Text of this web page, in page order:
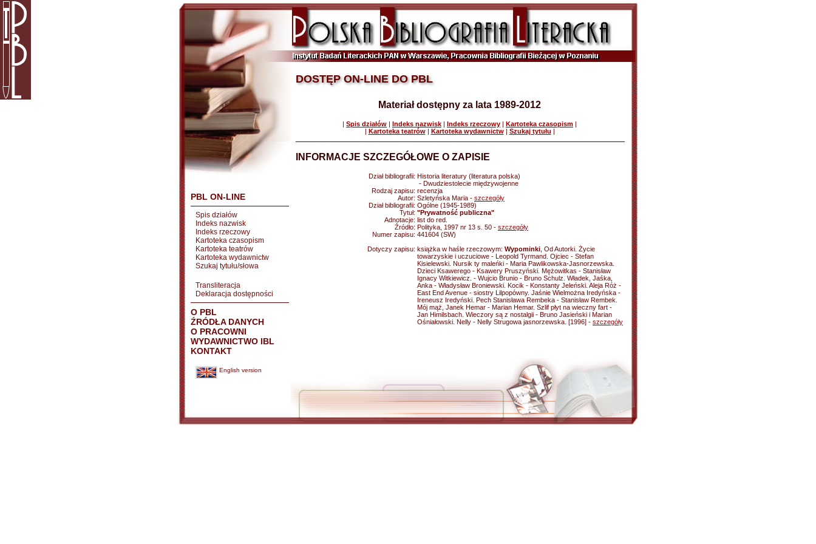
PBL ON-LINE
Spis działów
Indeks nazwisk
Indeks rzeczowy
Kartoteka czasopism
Kartoteka teatrów
Kartoteka wydawnictw
Szukaj tytułu/słowa
Transliteracja
Deklaracja dostępności
O PBL
ŹRÓDŁA DANYCH
O PRACOWNI
WYDAWNICTWO IBL
KONTAKT
English version
DOSTĘP ON-LINE DO PBL
Materiał dostępny za lata 1989-2012
| Spis działów | Indeks nazwisk | Indeks rzeczowy | Kartoteka czasopism |
| Kartoteka teatrów| Kartoteka wydawnictw| Szukaj tytułu |
INFORMACJE SZCZEGÓŁOWE O ZAPISIE
Dział bibliografii: Historia literatury (literatura polska)
- Dwudziestolecie międzywojenne
Rodzaj zapisu: recenzja
Autor: Szletyńska Maria - szczegóły
Dział bibliografii: Ogólne (1945-1989)
Tytuł: "Prywatność publiczna"
Adnotacje: list do red.
Źródło: Polityka, 1997 nr 13 s. 50 - szczegóły
Numer zapisu: 441604 (SW)
Dotyczy zapisu: książka w haśle rzeczowym: Wypominki , Od Autorki. Życie
towarzyskie i uczuciowe - Leopold Tyrmand. Ojciec - Stefan
Kisielewski. Nursik ty maleńki - Maria Pawlikowska-Jasnorzewska.
Dzieci Ksawerego - Ksawery Pruszyński. Mężowitkas - Stanisław
Ignacy Witkiewicz. - Wujcio Brunio - Bruno Schulz. Władek, Jaśka,
Anka - Władysław Broniewski. Kocik - Konstanty Jeleński. Aleja Róż -
East End Avenue - siostry Lilpopówny. Jaśnie Wielmożna Iredyńska -
Ireneusz Iredyński. Pech Stanisława Rembeka - Stanisław Rembek.
Mój mąż, Janek Hemar - Marian Hemar. Szlif płyt na wieczny fart -
Jan Himilsbach. Wieczory są z nostalgii - Bruno Jasieński i Marian
Ośniałowski. Nelly - Nelly Strugowa jasnorzewska. [1996] - szczegóły